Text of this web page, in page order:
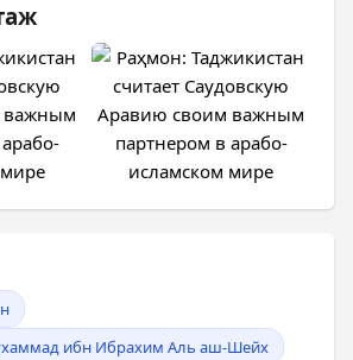
ибн Ибрахим Аль аш-Шейх